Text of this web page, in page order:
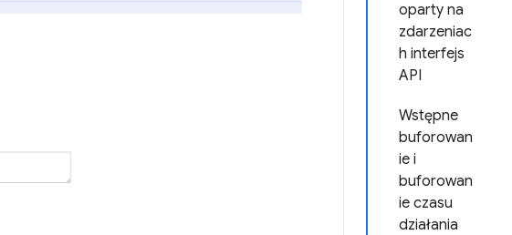
oparty na
zdarzeniac
h interfejs
API
Wstępne
buforowan
ie i
buforowan
ie czasu
działania